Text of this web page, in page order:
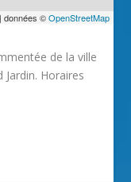
©OpenStreetMap
de la ville
Horaires